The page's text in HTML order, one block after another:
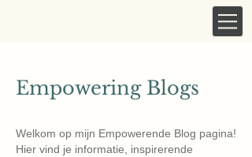
Empowering Blogs
Welkom op mijn Empowerende Blog pagina!
Hier vind je informatie, inspirerende